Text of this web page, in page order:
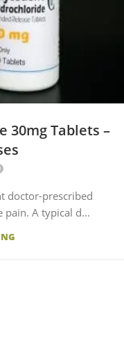
30mg Tablets –
doctor-prescribed
pain. A typical d...